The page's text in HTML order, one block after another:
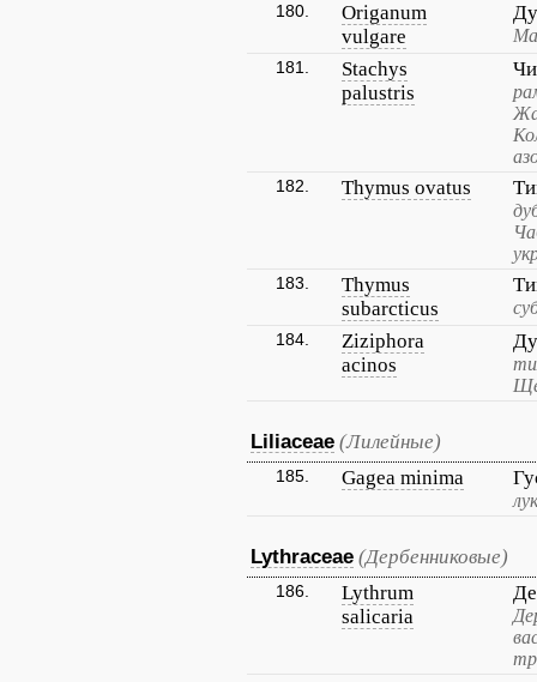
180.
Origanum
vulgare
181.
Stachys
palustris
182. Thymus ovatus
183.
Thymus
subarcticus
184.
Ziziphora
acinos
Liliaceae (Лилейные)
185. Gagea minima
Lythraceae (Дербенниковые)
186.
Lythrum
salicaria